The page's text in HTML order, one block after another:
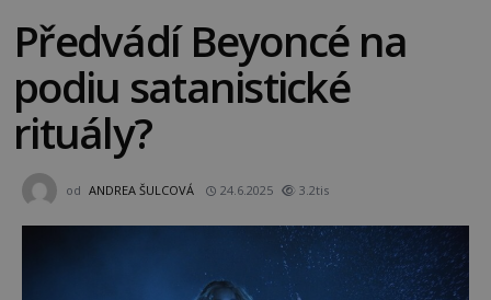
Předvádí Beyoncé na
podiu satanistické
rituály?
od ANDREA ŠULCOVÁ 24.6.2025 3.2tis